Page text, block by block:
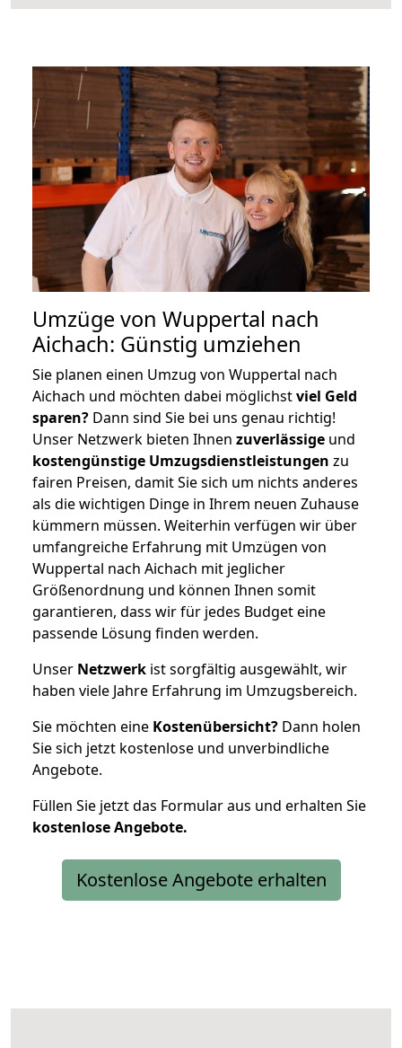
Umzüge von Wuppertal nach
Aichach: Günstig umziehen
Sie planen einen Umzug von Wuppertal nach
Aichach und möchten dabei möglichstviel Geld
sparen? Dann sind Sie bei uns genau richtig!
Unser Netzwerk bieten Ihnen zuverlässige und
kostengünstige Umzugsdienstleistungen zu
fairen Preisen, damit Sie sich um nichts anderes
als die wichtigen Dinge in Ihrem neuen Zuhause
kümmern müssen. Weiterhin verfügen wir über
umfangreiche Erfahrung mit Umzügen von
Wuppertal nach Aichach mit jeglicher
Größenordnung und können Ihnen somit
garantieren, dass wir für jedes Budget eine
passende Lösung finden werden.
Unser Netzwerk ist sorgfältig ausgewählt, wir
haben viele Jahre Erfahrung im Umzugsbereich.
Sie möchten eine Kostenübersicht? Dann holen
Sie sich jetzt kostenlose und unverbindliche
Angebote.
Füllen Sie jetzt das Formular aus und erhalten Sie
kostenloseAngebote.
Kostenlose Angebote erhalten